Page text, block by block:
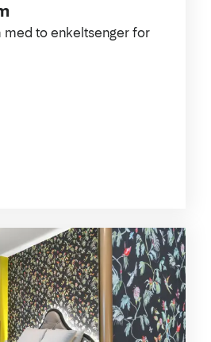
to enkeltsenger for